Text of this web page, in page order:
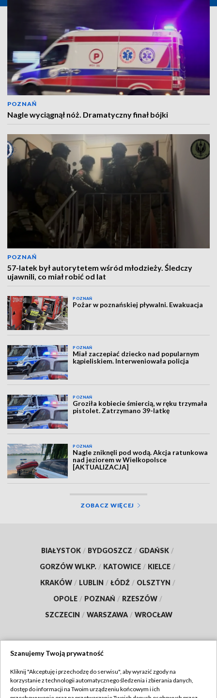
POZNAŃ
Nagle wyciągnął nóż. Dramatyczny finał bójki
POZNAŃ
57-latek był autorytetem wśród młodzieży. Śledczy
ujawnili, co miał robić od lat
POZNAŃ
Pożar w poznańskiej pływalni. Ewakuacja
POZNAŃ
Miał zaczepiać dziecko nad popularnym
kąpieliskiem. Interweniowała policja
POZNAŃ
Groziła kobiecie śmiercią, w ręku trzymała
pistolet. Zatrzymano 39-latkę
POZNAŃ
Nagle zniknęli pod wodą. Akcja ratunkowa
nad jeziorem w Wielkopolsce
[AKTUALIZACJA]
ZOBACZ WIĘCEJ
BIAŁYSTOK / BYDGOSZCZ / GDAŃSK /
GORZÓW WLKP. / KATOWICE / KIELCE /
KRAKÓW / LUBLIN / ŁÓDŹ / OLSZTYN /
OPOLE / POZNAŃ / RZESZÓW /
SZCZECIN / WARSZAWA / WROCŁAW
TVP
Szanujemy Twoją prywatność
Kliknij "Akceptuję i przechodzę do serwisu", aby wyrazić zgody na
korzystanie z technologii automatycznego śledzenia i zbierania danych,
dostęp do informacji na Twoim urządzeniu końcowym i ich